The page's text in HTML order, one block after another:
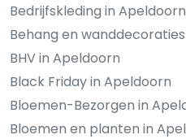
Bedrijfskleding in Apeldoorn
Behang en
BHV in Apeldoorn
Black Friday in Apeldoorn
Bloemen-Bezorgen in
Bloemen en planten in